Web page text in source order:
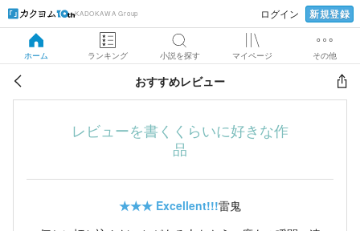
KADOKAWA Group ログイン 新規登録
ホーム ランキング 小説を探す マイページ その他
おすすめレビュー
レビューを書くくらいに好きな作
品
★★★ Excellent!!!雷鬼